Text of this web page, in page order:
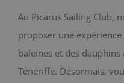
BOUTIQUE
Au Picarus Sailing Club,
proposer une
baleines et des
Ténériffe. Désormais,